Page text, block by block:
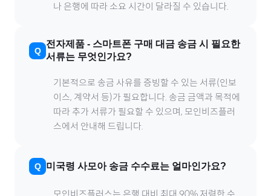
나 은행에 따라 소요 시간이 달라질 수 있습니다.
전자제품 - 스마트폰 구매 대금 송금 시 필요한
서류는 무엇인가요?
기본적으로 송금 사유를 증빙할 수 있는 서류(인보
이스, 계약서 등)가 필요합니다. 송금 금액과 목적에
따라 추가 서류가 필요할 수 있으며, 모인비즈플러
스에서 안내해 드립니다.
미국령 사모아송금 수수료는 얼마인가요?